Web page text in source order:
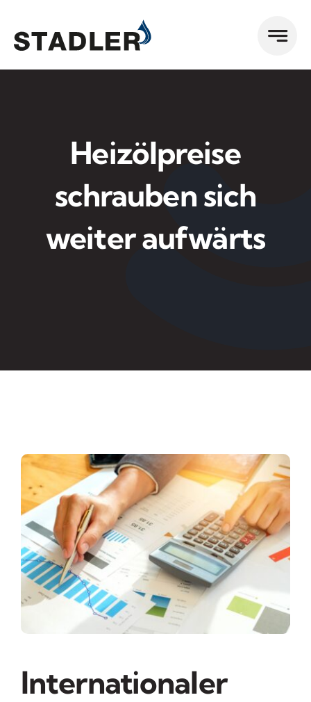
Inhalt
springen
Heizölpreise
schrauben sich
weiter aufwärts
Internationaler